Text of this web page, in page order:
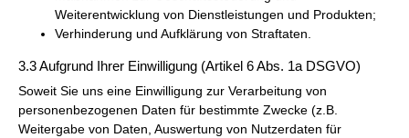
Weiterentwicklung von Dienstleistungen und Produkten;
Verhinderung und Aufklärung von Straftaten.
3.3 Aufgrund Ihrer Einwilligung (Artikel 6 Abs. 1a DSGVO)
Soweit Sie uns eine Einwilligung zur Verarbeitung von
personenbezogenen Daten für bestimmte Zwecke (z.B.
Weitergabe von Daten, Auswertung von Nutzerdaten für